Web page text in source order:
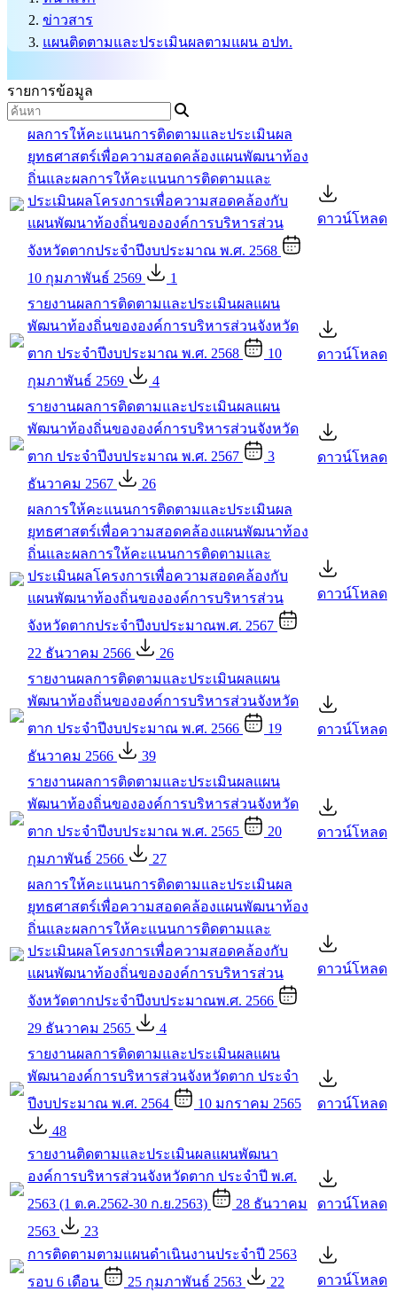
ข่าวสาร
แผนติดตามและประเมินผลตามแผน อปท.
รายการข้อมูล
ผลการให้คะแนนการติดตามและประเมินผล
ยุทธศาสตร์เพื่อความสอดคล้องแผนพัฒนาท้อง
ถิ่นและผลการให้คะแนนการติดตามและ
ประเมินผลโครงการเพื่อความสอดคล้องกับ
แผนพัฒนาท้องถิ่นขององค์การบริหารส่วน
จังหวัดตากประจำปีงบประมาณ พ.ศ. 2568
10 กุมภาพันธ์ 2569
1
ดาวน์โหลด
รายงานผลการติดตามและประเมินผลแผน
พัฒนาท้องถิ่นขององค์การบริหารส่วนจังหวัด
ตาก ประจำปีงบประมาณ พ.ศ. 2568
10
กุมภาพันธ์ 2569
4
ดาวน์โหลด
รายงานผลการติดตามและประเมินผลแผน
พัฒนาท้องถิ่นขององค์การบริหารส่วนจังหวัด
ตาก ประจำปีงบประมาณ พ.ศ. 2567
3
ธันวาคม 2567
26
ดาวน์โหลด
ผลการให้คะแนนการติดตามและประเมินผล
ยุทธศาสตร์เพื่อความสอดคล้องแผนพัฒนาท้อง
ถิ่นและผลการให้คะแนนการติดตามและ
ประเมินผลโครงการเพื่อความสอดคล้องกับ
แผนพัฒนาท้องถิ่นขององค์การบริหารส่วน
จังหวัดตากประจำปีงบประมาณพ.ศ. 2567
22 ธันวาคม 2566
26
ดาวน์โหลด
รายงานผลการติดตามและประเมินผลแผน
พัฒนาท้องถิ่นขององค์การบริหารส่วนจังหวัด
ตาก ประจำปีงบประมาณ พ.ศ. 2566
19
ธันวาคม 2566
39
ดาวน์โหลด
รายงานผลการติดตามและประเมินผลแผน
พัฒนาท้องถิ่นขององค์การบริหารส่วนจังหวัด
ตาก ประจำปีงบประมาณ พ.ศ. 2565
20
กุมภาพันธ์ 2566
27
ดาวน์โหลด
ผลการให้คะแนนการติดตามและประเมินผล
ยุทธศาสตร์เพื่อความสอดคล้องแผนพัฒนาท้อง
ถิ่นและผลการให้คะแนนการติดตามและ
ประเมินผลโครงการเพื่อความสอดคล้องกับ
แผนพัฒนาท้องถิ่นขององค์การบริหารส่วน
จังหวัดตากประจำปีงบประมาณพ.ศ. 2566
29 ธันวาคม 2565
4
ดาวน์โหลด
รายงานผลการติดตามและประเมินผลแผน
พัฒนาองค์การบริหารส่วนจังหวัดตาก ประจำ
ปีงบประมาณ พ.ศ. 2564
10 มกราคม 2565
48
ดาวน์โหลด
รายงานติดตามและประเมินผลแผนพัฒนา
องค์การบริหารส่วนจังหวัดตาก ประจำปี พ.ศ.
2563 (1 ต.ค.2562-30 ก.ย.2563)
28 ธันวาคม
2563
23
ดาวน์โหลด
การติดตามตามแผนดำเนินงานประจำปี 2563
รอบ 6 เดือน
25 กุมภาพันธ์ 2563 22
ดาวน์โหลด